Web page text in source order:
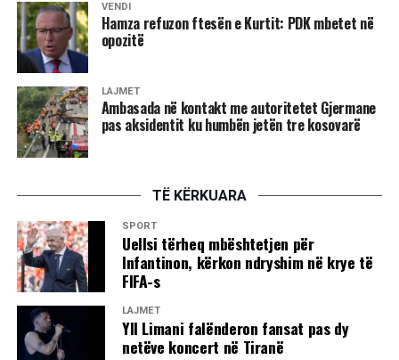
VENDI
Hamza refuzon ftesën e Kurtit: PDK mbetet në
opozitë
LAJMET
Ambasada në kontakt me autoritetet Gjermane
pas aksidentit ku humbën jetën tre kosovarë
TË KËRKUARA
SPORT
Uellsi tërheq mbështetjen për
Infantinon, kërkon ndryshim në krye të
FIFA-s
LAJMET
Yll Limani falënderon fansat pas dy
netëve koncert në Tiranë